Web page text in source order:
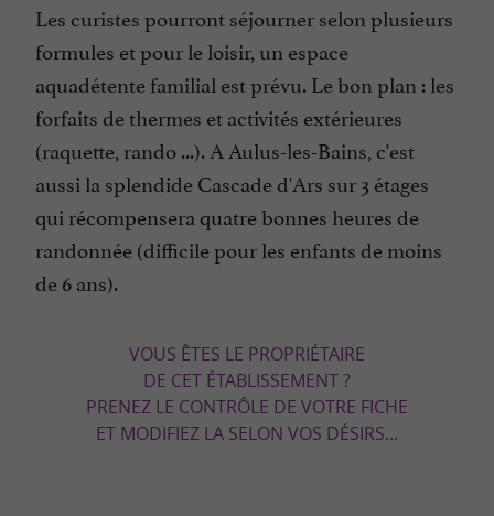
Les curistes pourront séjourner selon plusieurs
formules et pour le loisir, un espace
aquadétente familial est prévu. Le bon plan : les
forfaits de thermes et activités extérieures
(raquette, rando ...). A Aulus-les-Bains, c'est
aussi la splendide Cascade d'Ars sur 3 étages
qui récompensera quatre bonnes heures de
randonnée (difficile pour les enfants de moins
de 6 ans).
VOUS ÊTES LE PROPRIÉTAIRE
DE CET ÉTABLISSEMENT ?
PRENEZ LE CONTRÔLE DE VOTRE FICHE
ET MODIFIEZ LA SELON VOS DÉSIRS...